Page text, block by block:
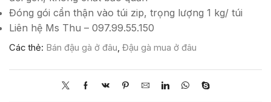
Đóng gói cẩn thận vào túi zip, trọng lượng 1 kg/ túi
Liên hệ Ms Thu – 097.99.55.150
Các thẻ: Bán đậu gà ở đâu, Đậu gà mua ở đâu